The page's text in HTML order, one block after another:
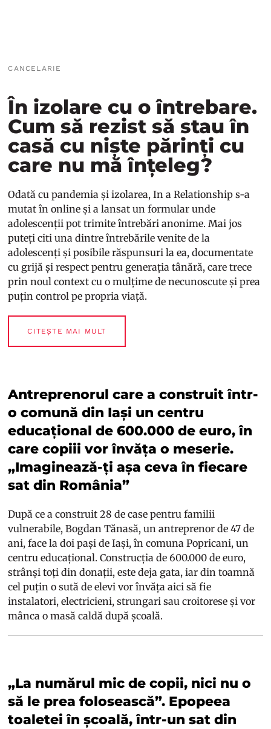
CANCELARIE
În izolare cu o întrebare.
Cum să rezist să stau în
casă cu niște părinți cu
care nu mă înțeleg?
Odată cu pandemia și izolarea,In a Relationship s-a
mutat în online și a lansat un formular unde
adolescenții pot trimite întrebări anonime. Mai jos
puteți citi una dintre întrebările venite de la
adolescenți și posibile răspunsuri la ea, documentate
cu grijă și respect pentru generația tânără, care trece
prin noul context cu o mulțime de necunoscute și prea
puțin control pe propria viață.
CITEȘTE MAI MULT
Antreprenorul care a construit într-
o comună din Iași un centru
educațional de 600.000 de euro, în
care copiii vor învăța o meserie.
„Imaginează-ți așa ceva în fiecare
sat din România”
După ce a construit 28 de case pentru familii
vulnerabile, Bogdan Tănasă, un antreprenor de 47 de
ani, face la doi pași de Iași, în comuna Popricani, un
centru educațional. Construcția de 600.000 de euro,
strânși toți din donații, este deja gata, iar din toamnă
cel puțin o sută de elevi vor învăța aici să fie
instalatori, electricieni, strungari sau croitorese și vor
mânca o masă caldă după școală.
„La numărul mic de copii, nici nu o
să le prea folosească”. Epopeea
toaletei în școală, într-un sat din